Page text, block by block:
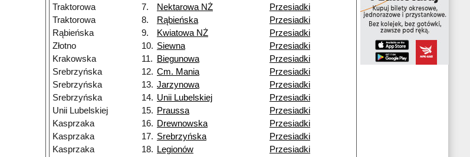
Traktorowa
7. Nektarowa NŻ
Przesiadki
Traktorowa
8. Rąbieńska
Przesiadki
Rąbieńska
9. Kwiatowa NŻ
Przesiadki
Złotno
10. Siewna
Przesiadki
Krakowska
11. Biegunowa
Przesiadki
Srebrzyńska
12. Cm. Mania
Przesiadki
Srebrzyńska
13. Jarzynowa
Przesiadki
Srebrzyńska
14. Unii Lubelskiej
Przesiadki
Unii Lubelskiej
15. Praussa
Przesiadki
Kasprzaka
16. Drewnowska
Przesiadki
Kasprzaka
17. Srebrzyńska
Przesiadki
Kasprzaka
18. Legionów
Przesiadki